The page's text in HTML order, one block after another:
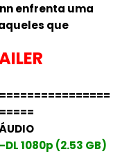
enfrenta uma
que
DL 1080p (2.53 GB)